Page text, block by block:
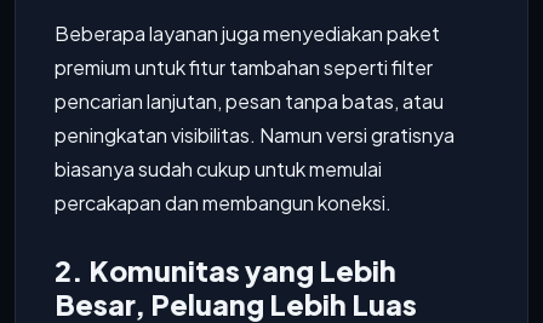
Beberapa layanan juga menyediakan paket
premium untuk fitur tambahan seperti filter
pencarian lanjutan, pesan tanpa batas, atau
peningkatan visibilitas. Namun versi gratisnya
biasanya sudah cukup untuk memulai
percakapan dan membangun koneksi.
2. Komunitas yang Lebih
Besar, Peluang Lebih Luas